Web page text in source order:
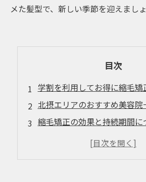
メた髪型で、新しい季節を迎えまし
目次
学割を利用してお得に縮毛矯
北摂エリアのおすすめ美容院
縮毛矯正の効果と持続期間に
学割の適用条件と申請方法